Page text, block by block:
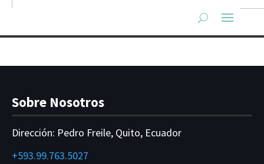
Sobre Nosotros
Dirección: Pedro Freile, Quito, Ecuador
+593.99.763.5027